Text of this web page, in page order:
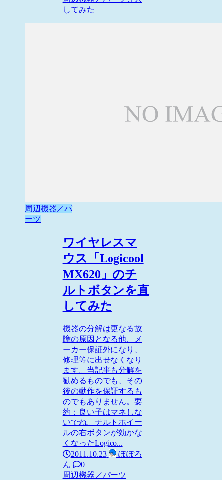
してみた
周辺機器／パ
ーツ
ワイヤレスマ
ウス「Logicool
MX620」のチ
ルトボタンを直
してみた
機器の分解は更なる故
障の原因となる他、メ
ーカー保証外になり、
修理等に出せなくなり
ます。当記事も分解を
勧めるものでも、その
後の動作を保証するも
のでもありません。要
約：良い子はマネしな
いでね。チルトホイー
ルの右ボタンが効かな
くなったLogico...
2011.10.23
ぽぽろ
ん
0
周辺機器／パーツ